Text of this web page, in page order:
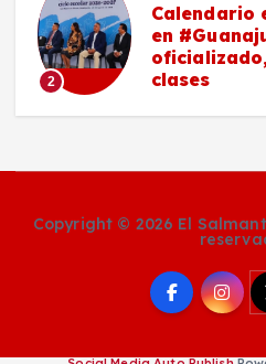
2
Calendario
en
clases
Copyright © 2026 El